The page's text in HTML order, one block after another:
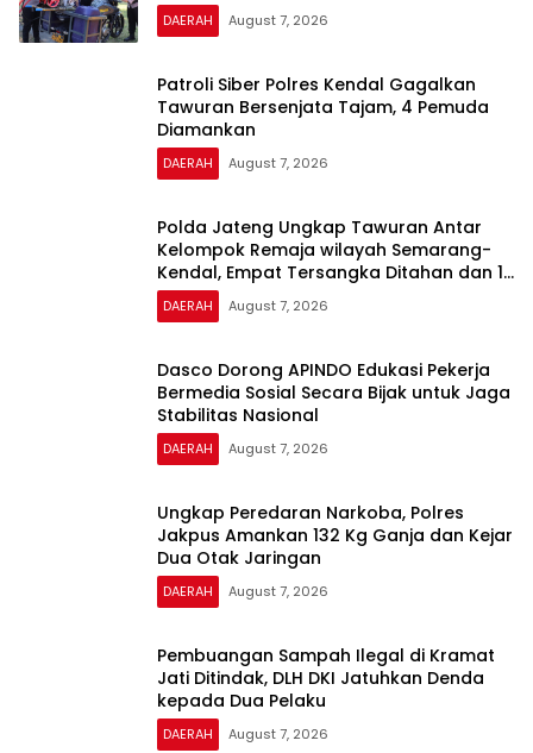
DAERAH August 7, 2026
Patroli Siber Polres Kendal Gagalkan
Tawuran Bersenjata Tajam, 4 Pemuda
Diamankan
DAERAH August 7, 2026
Polda Jateng Ungkap Tawuran Antar
Kelompok Remaja wilayah Semarang-
Kendal, Empat Tersangka Ditahan dan 17
DPO Diburu
DAERAH August 7, 2026
Dasco Dorong APINDO Edukasi Pekerja
Bermedia Sosial Secara Bijak untuk Jaga
Stabilitas Nasional
DAERAH August 7, 2026
Ungkap Peredaran Narkoba, Polres
Jakpus Amankan 132 Kg Ganja dan Kejar
Dua Otak Jaringan
DAERAH August 7, 2026
Pembuangan Sampah Ilegal di Kramat
Jati Ditindak, DLH DKI Jatuhkan Denda
kepada Dua Pelaku
DAERAH August 7, 2026